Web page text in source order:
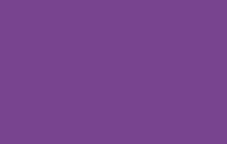
Thành Phố Hồ Chí Minh